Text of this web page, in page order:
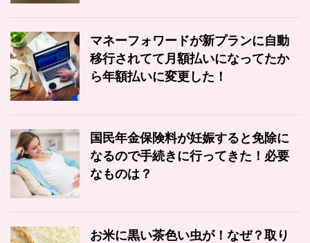
マネーフォワードが新プランに自動
移行されてて月額払いになってたか
ら年額払いに変更した！
国民年金保険料が妊娠すると免除に
なるので手続きに行ってきた！必要
なものは？
お米に黒い茶色い虫が！なぜ？取り